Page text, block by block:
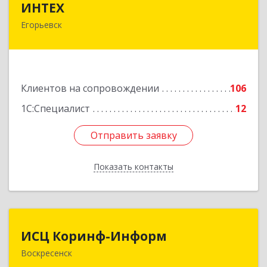
ИНТЕХ
Егорьевск
Клиентов на сопровождении
106
1С:Специалист
12
Отправить заявку
Показать контакты
140300, Московская обл, Егорьевск г, 5-й мкр,
Отправить заявку
Назад
ИСЦ Коринф-Информ
Воскресенск
ИСЦ Коринф-Информ
140200, Московская обл, Воскресенский р-н,